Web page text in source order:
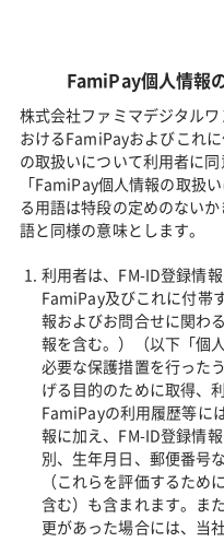
FamiPay個人情報
株式会社ファミマデジタル
おけるFamiPayおよびこれ
の取扱いについて利用者に
「FamiPay個人情報の取扱
る用語は特段の定めのない
語と同様の意味とします。
利用者は、FM-ID登録情
FamiPay及びこれに付帯
報およびお問合せに関わ
報を含む。）（以下「個
必要な保護措置を行った
げる目的のために取得、
FamiPayの利用履歴等に
報に加え、FM-ID登録情
別、生年月日、郵便番号
（これらを評価するため
含む）も含まれます。ま
更があった場合には、当